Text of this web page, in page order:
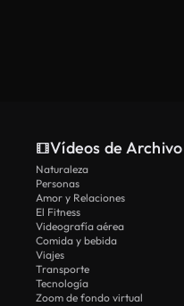
Vídeos de
Naturaleza
Personas
Amor y Relaciones
El Fitness
Videografía aérea
Comida y bebida
Viajes
Transporte
Tecnología
Zoom de fondo virtual